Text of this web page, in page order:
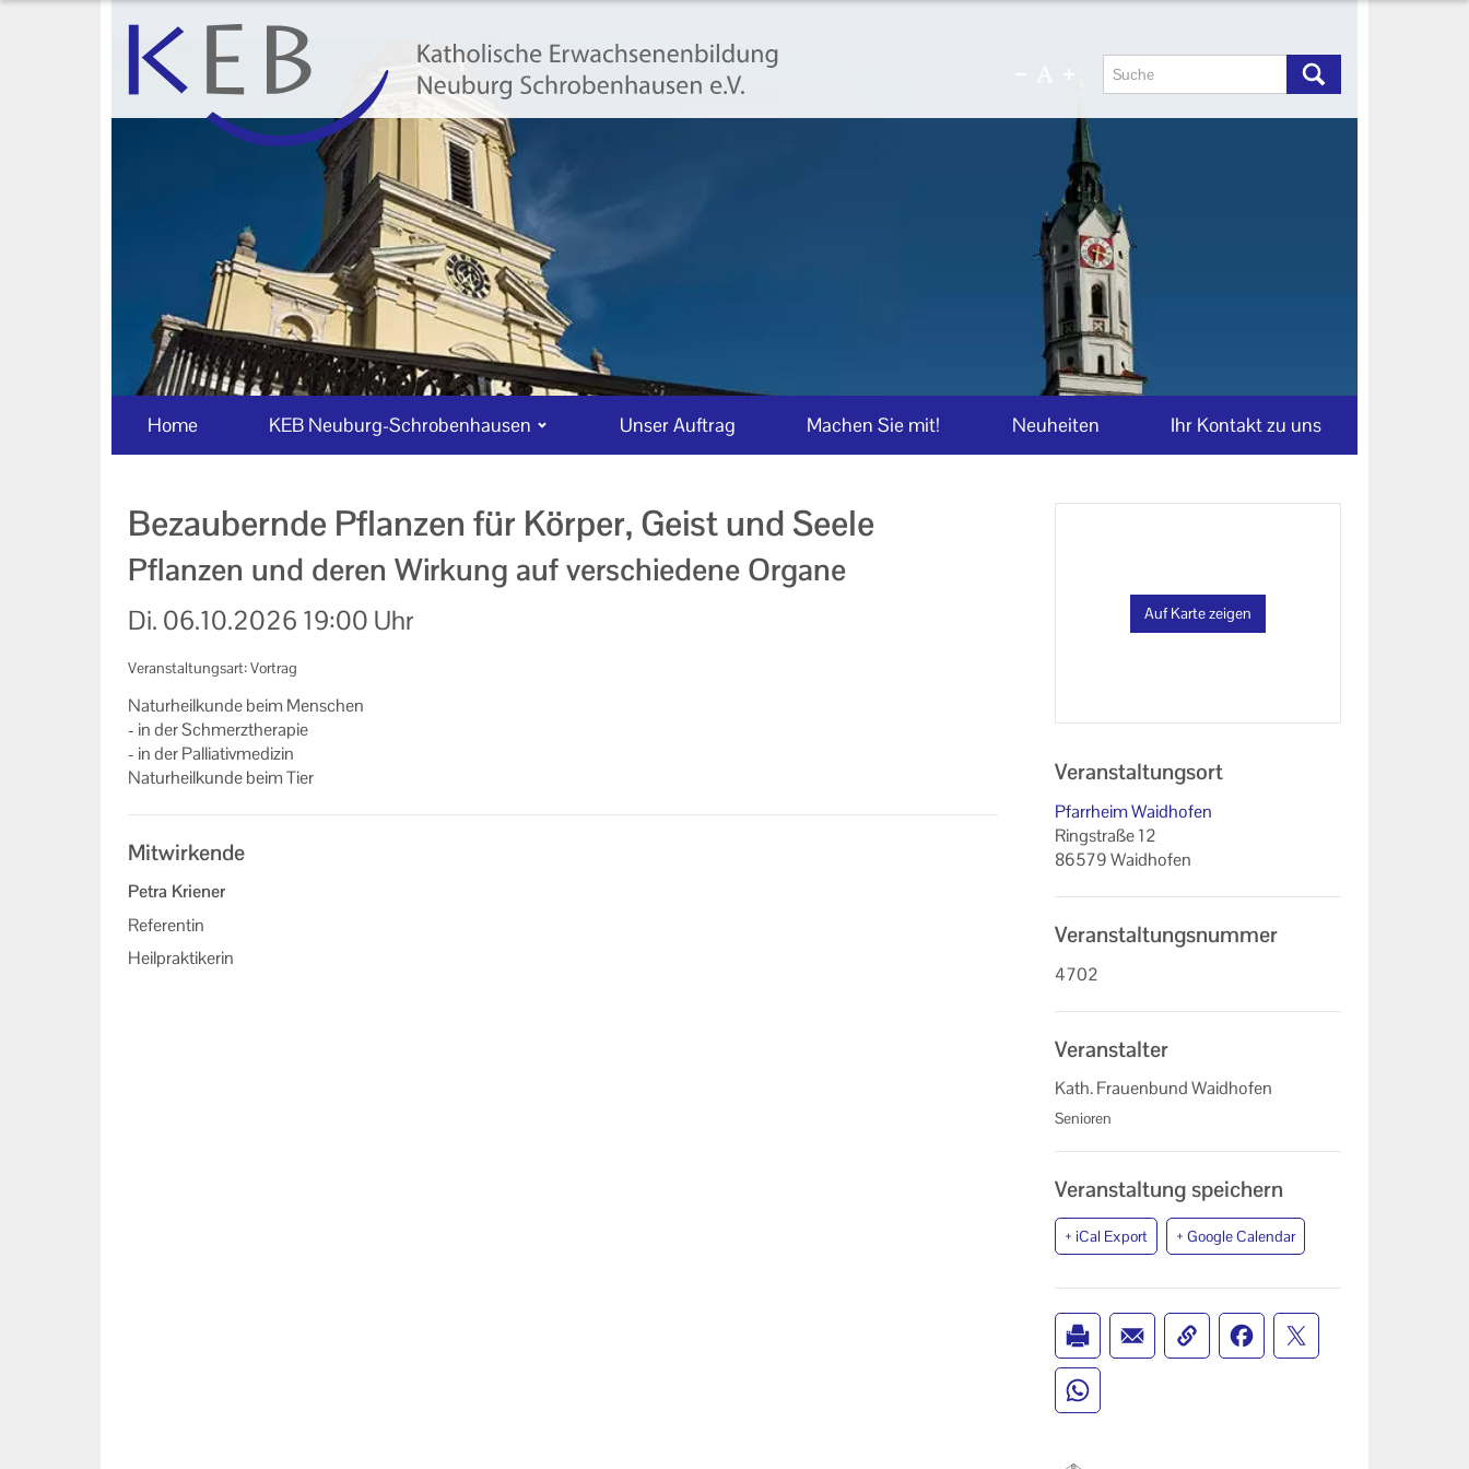
Home KEB Neuburg-Schrobenhausen Unser Auftrag Machen Sie mit! Neuheiten Ihr Kontakt zu uns
Bezaubernde Pflanzen für Körper, Geist und Seele
Pflanzen und deren Wirkung auf verschiedene Organe
Di. 06.10.2026 19:00 Uhr
Veranstaltungsart: Vortrag
Na­tur­heil­kun­de beim Men­schen
- in der Schmerz­the­ra­pie
- in der Pal­lia­tiv­me­di­zin
Na­tur­heil­kun­de beim Tier
Mitwirkende
Petra Kriener
Referentin
Heilpraktikerin
Auf Karte zeigen
Veranstaltungsort
Pfarrheim Waidhofen
Ringstraße 12
86579 Waidhofen
Veranstaltungsnummer
4702
Veranstalter
Kath. Frauenbund Waidhofen
Senioren
Veranstaltung speichern
+ iCal Export + Google Calendar
KEB Neuburg-Schrobenhausen
Datenschutzerklärung